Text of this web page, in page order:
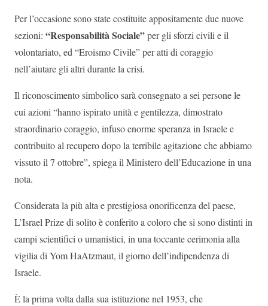
Per l’occasione sono state costituite appositamente due nuove
sezioni: “Responsabilità Sociale”per gli sforzi civili e il
volontariato, ed “Eroismo Civile” per atti di coraggio
nell’aiutare gli altri durante la crisi.
Il riconoscimento simbolico sarà consegnato a sei persone le
cui azioni “hanno ispirato unità e gentilezza, dimostrato
straordinario coraggio, infuso enorme speranza in Israele e
contribuito al recupero dopo la terribile agitazione che abbiamo
vissuto il 7 ottobre”, spiega il Ministero dell’Educazione in una
nota.
Considerata la più alta e prestigiosa onorificenza del paese,
L’Israel Prize di solito è conferito a coloro che si sono distinti in
campi scientifici o umanistici, in una toccante cerimonia alla
vigilia di Yom HaAtzmaut, il giorno dell’indipendenza di
Israele.
È la prima volta dalla sua istituzione nel 1953, che